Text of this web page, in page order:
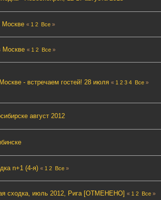
Москве « 1 2 Все »
Москве « 1 2 Все »
- встречаем гостей! 28 июля « 1 2 3 4 Все »
август 2012
n+1 (4-я) « 1 2 Все »
сходка, июль 2012, Рига [OTMEHEHO] « 1 2 Все »